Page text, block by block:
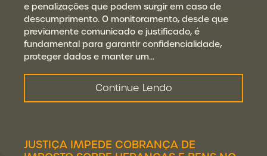
e penalizações que podem surgir em caso de
descumprimento. O monitoramento, desde que
previamente comunicado e justificado, é
fundamental para garantir confidencialidade,
proteger dados e manter um…
Continue Lendo
JUSTIÇA IMPEDE COBRANÇA DE